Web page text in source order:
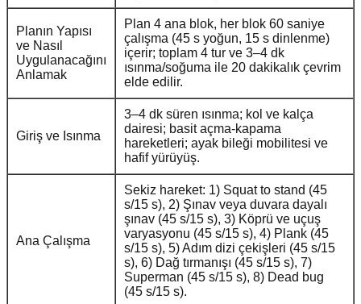
Planın Yapısı
ve Nasıl
Uygulanacağını
Anlamak
Plan 4 ana blok, her blok 60 saniye
çalışma (45 s yoğun, 15 s dinlenme)
içerir; toplam 4 tur ve 3–4 dk
ısınma/soğuma ile 20 dakikalık çevrim
elde edilir.
Giriş ve Isınma
3–4 dk süren ısınma; kol ve kalça
dairesi; basit açma-kapama
hareketleri; ayak bileği mobilitesi ve
hafif yürüyüş.
Ana Çalışma
Sekiz hareket: 1) Squat to stand (45
s/15 s), 2) Şınav veya duvara dayalı
şınav (45 s/15 s), 3) Köprü ve uçuş
varyasyonu (45 s/15 s), 4) Plank (45
s/15 s), 5) Adım dizi çekişleri (45 s/15
s), 6) Dağ tırmanışı (45 s/15 s), 7)
Superman (45 s/15 s), 8) Dead bug
(45 s/15 s).